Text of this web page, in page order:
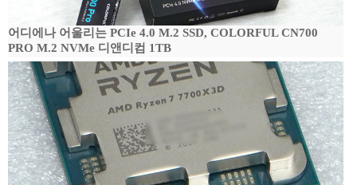
어디에나 어울리는 PCIe 4.0 M.2 SSD, COLORFUL CN700
PRO M.2 NVMe 디앤디컴 1TB